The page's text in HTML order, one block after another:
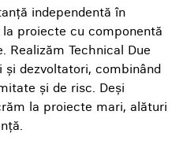
independentă în
proiecte cu componentă
Realizăm Technical Due
dezvoltatori, combinând
și de risc. Deși
la proiecte mari, alături